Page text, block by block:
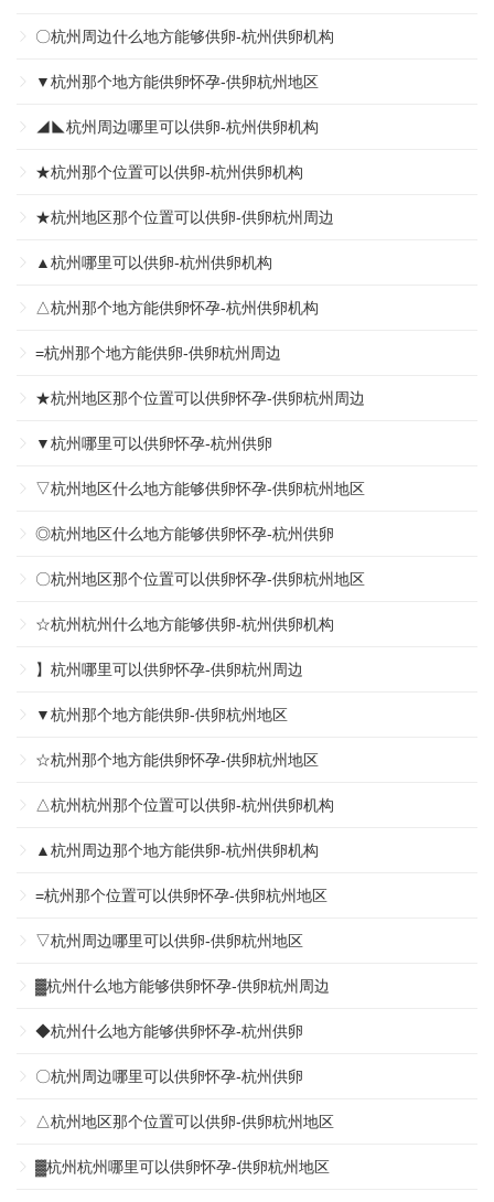
〇杭州周边什么地方能够供卵-杭州供卵机构
▼杭州那个地方能供卵怀孕-供卵杭州地区
◢◣杭州周边哪里可以供卵-杭州供卵机构
★杭州那个位置可以供卵-杭州供卵机构
★杭州地区那个位置可以供卵-供卵杭州周边
▲杭州哪里可以供卵-杭州供卵机构
△杭州那个地方能供卵怀孕-杭州供卵机构
=杭州那个地方能供卵-供卵杭州周边
★杭州地区那个位置可以供卵怀孕-供卵杭州周边
▼杭州哪里可以供卵怀孕-杭州供卵
▽杭州地区什么地方能够供卵怀孕-供卵杭州地区
◎杭州地区什么地方能够供卵怀孕-杭州供卵
〇杭州地区那个位置可以供卵怀孕-供卵杭州地区
☆杭州杭州什么地方能够供卵-杭州供卵机构
】杭州哪里可以供卵怀孕-供卵杭州周边
▼杭州那个地方能供卵-供卵杭州地区
☆杭州那个地方能供卵怀孕-供卵杭州地区
△杭州杭州那个位置可以供卵-杭州供卵机构
▲杭州周边那个地方能供卵-杭州供卵机构
=杭州那个位置可以供卵怀孕-供卵杭州地区
▽杭州周边哪里可以供卵-供卵杭州地区
▓杭州什么地方能够供卵怀孕-供卵杭州周边
◆杭州什么地方能够供卵怀孕-杭州供卵
〇杭州周边哪里可以供卵怀孕-杭州供卵
△杭州地区那个位置可以供卵-供卵杭州地区
▓杭州杭州哪里可以供卵怀孕-供卵杭州地区